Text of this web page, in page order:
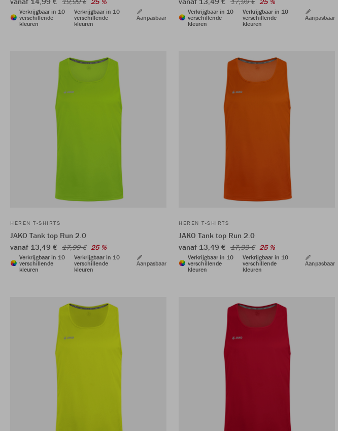
Verkrijgbaar in 10
verschillende
kleuren
Verkrijgbaar in 10
verschillende
kleuren
Aanpasbaar
Verkrijgbaar in 10
verschillende
kleuren
Verkrijgbaar in 10
verschillende
kleuren
Aanpasbaar
HEREN T-SHIRTS
JAKO Tank top Run 2.0
vanaf 13,49 € 17,99 € 25 %
Verkrijgbaar in 10
verschillende
kleuren
Verkrijgbaar in 10
verschillende
kleuren
Aanpasbaar
HEREN T-SHIRTS
JAKO Tank top Run 2.0
vanaf 13,49 € 17,99 € 25 %
Verkrijgbaar in 10
verschillende
kleuren
Verkrijgbaar in 10
verschillende
kleuren
Aanpasbaar